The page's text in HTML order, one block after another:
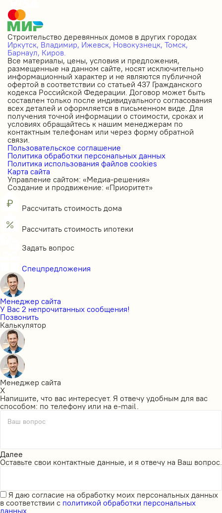
Строительство деревянных домов в других городах
Иркутск, Владимир, Ижевск, Новокузнецк, Томск,
Барнаул, Киров.
Все материалы, цены, условия и предложения,
размещенные на данном сайте, носят исключительно
информационный характер и не являются публичной
офертой в соответствии со статьей 437 Гражданского
кодекса Российской Федерации. Договор может быть
составлен только после индивидуального согласования
всех деталей и оформляется в письменном виде. Для
получения точной информации о стоимости, сроках и
условиях обращайтесь к нашим менеджерам по
контактным телефонам или через форму обратной
связи.
Пользовательское соглашение
Политика обработки персональных данных
Политика использования файлов cookies
Карта сайта
Управление сайтом: «Медиа-решения»
Создание и продвижение: «Приоритет»
Рассчитать стоимость дома
Рассчитать стоимость ипотеки
Задать вопрос
Спецпредложения
Менеджер сайта
У Вас 2 непрочитанных сообщения!
Позвонить
Калькулятор
Менеджер сайта
X
Напишите, что вас интересует. Я отвечу удобным для вас
способом: по телефону или на e-mail.
Ваш вопрос
Далее
Оставьте свои контактные данные, и я отвечу на Ваш вопрос.
Я даю согласие на обработку моих персональных данных
в соответствии с политикой обработки персональных
данных.